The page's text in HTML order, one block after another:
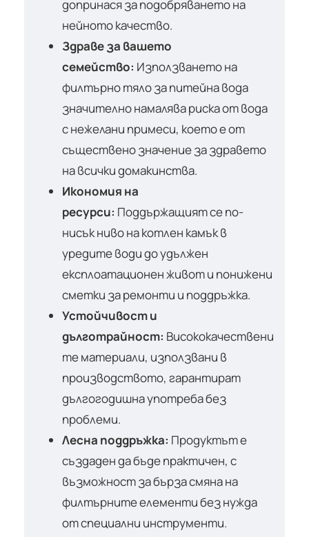
допринася за подобряването на
нейното качество.
Здраве за вашето
семейство: Използването на
филтърно тяло за питейна вода
значително намалява риска от вода
с нежелани примеси, което е от
съществено значение за здравето
на всички домакинства.
Икономия на
ресурси: Поддържащият се по-
нисък ниво на котлен камък в
уредите води до удължен
експлоатационен живот и понижени
сметки за ремонти и поддръжка.
Устойчивост и
дълготрайност: Висококачествени
те материали, използвани в
производството, гарантират
дългогодишна употреба без
проблеми.
Лесна поддръжка: Продуктът е
създаден да бъде практичен, с
възможност за бърза смяна на
филтърните елементи без нужда
от специални инструменти.